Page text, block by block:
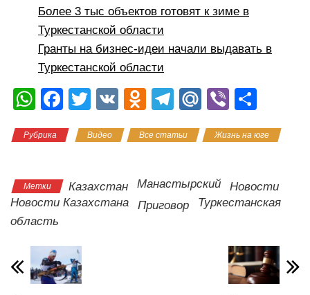
Более 3 тыс объектов готовят к зиме в
Туркестанской области
Гранты на бизнес-идеи начали выдавать в
Туркестанской области
W
at
A
p
p
F
c
b
o
k
T
tt
V
O
n
kl
a
T
e
a
m
M
.R
Vi
er р
в
и
Рубрика Видео Все статьи
Жизнь на юге
Метки Казахстан Манастырский
Новости
Новости Казахстана
Приговор
Туркестанская
область